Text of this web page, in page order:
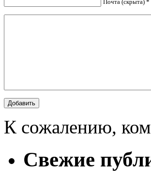
Почта (скрыта) *
К сожалению,
Свежие